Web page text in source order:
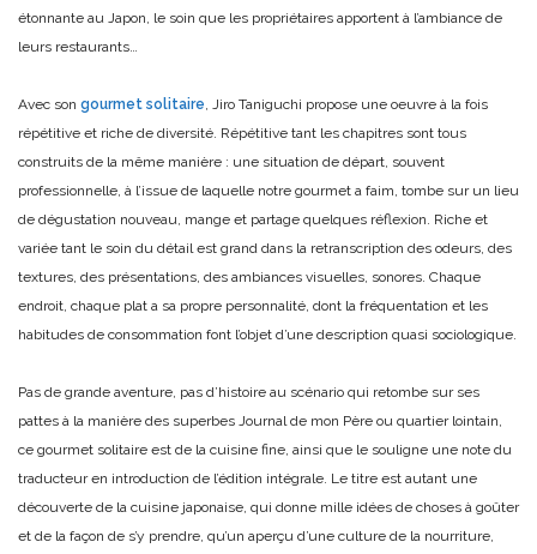
étonnante au Japon, le soin que les propriétaires apportent à l’ambiance de
leurs restaurants…
Avec son gourmet solitaire, Jiro Taniguchi propose une oeuvre à la fois
répétitive et riche de diversité. Répétitive tant les chapitres sont tous
construits de la même manière : une situation de départ, souvent
professionnelle, à l’issue de laquelle notre gourmet a faim, tombe sur un lieu
de dégustation nouveau, mange et partage quelques réflexion. Riche et
variée tant le soin du détail est grand dans la retranscription des odeurs, des
textures, des présentations, des ambiances visuelles, sonores. Chaque
endroit, chaque plat a sa propre personnalité, dont la fréquentation et les
habitudes de consommation font l’objet d’une description quasi sociologique.
Pas de grande aventure, pas d’histoire au scénario qui retombe sur ses
pattes à la manière des superbes Journal de mon Père ou quartier lointain,
ce gourmet solitaire est de la cuisine fine, ainsi que le souligne une note du
traducteur en introduction de l’édition intégrale. Le titre est autant une
découverte de la cuisine japonaise, qui donne mille idées de choses à goûter
et de la façon de s’y prendre, qu’un aperçu d’une culture de la nourriture,